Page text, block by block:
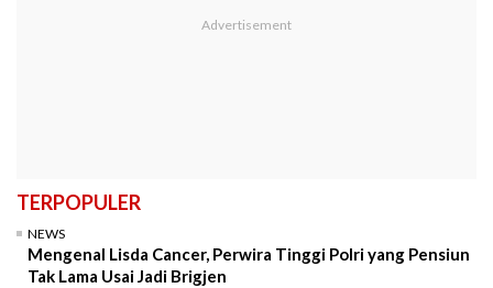
TERPOPULER
NEWS
Mengenal Lisda Cancer, Perwira Tinggi Polri yang Pensiun
Tak Lama Usai Jadi Brigjen